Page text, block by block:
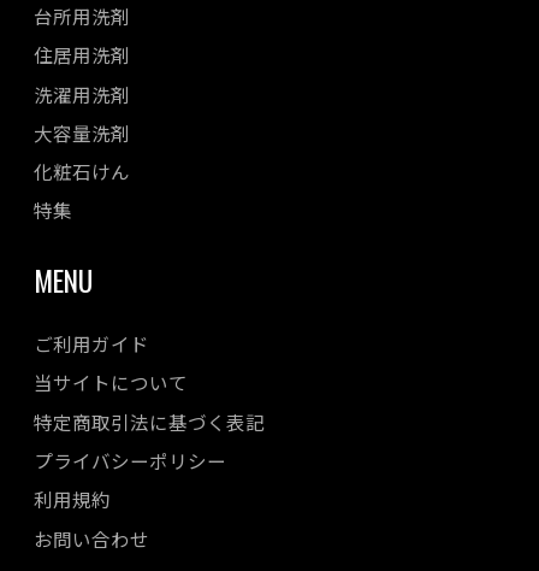
台所用洗剤
住居用洗剤
洗濯用洗剤
大容量洗剤
化粧石けん
特集
MENU
ご利用ガイド
当サイトについて
特定商取引法に基づく表記
プライバシーポリシー
利用規約
お問い合わせ